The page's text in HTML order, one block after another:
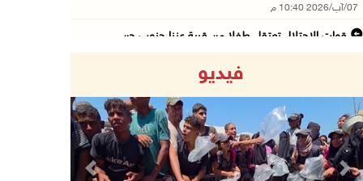
07/آب/2026 10:40 م
قوات الاحتلال تعتقل طفلا من قرية عنزا جنوب جن ...
07/آب/2026 10:15 م
الاحتلال يعيق تنقل المواطنين ويقتحم بلدات شرق ...
07/آب/2026 08:52 م
فيديو
Previous Next